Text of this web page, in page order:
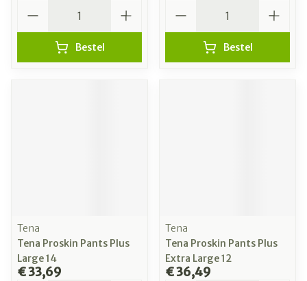
Bestel Bestel
Tena
Tena Proskin Pants Plus
Large 14
€ 33,69
Tena
Tena Proskin Pants Plus
Extra Large 12
€ 36,49